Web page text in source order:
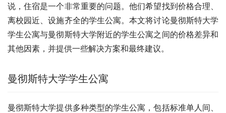
说，住宿是一个非常重要的问题。他们希望找到价格合理、
离校园近、设施齐全的学生公寓。本文将讨论曼彻斯特大学
学生公寓与曼彻斯特大学附近的学生公寓之间的价格差异和
其他因素，并提供一些解决方案和最终建议。
曼彻斯特大学学生公寓
曼彻斯特大学提供多种类型的学生公寓，包括标准单人间、